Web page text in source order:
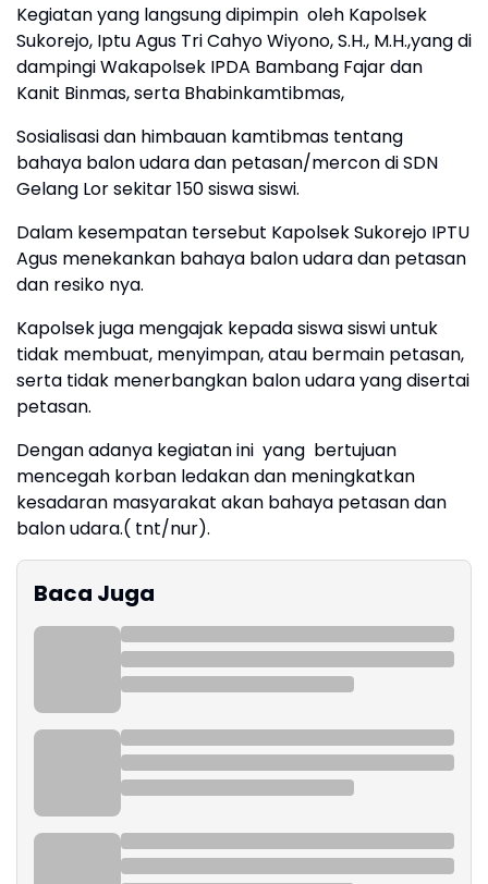
Kegiatan yang langsung dipimpin oleh Kapolsek
Sukorejo, Iptu Agus Tri Cahyo Wiyono, S.H., M.H.,yang di
dampingi Wakapolsek IPDA Bambang Fajar dan
Kanit Binmas, serta Bhabinkamtibmas,
Sosialisasi dan himbauan kamtibmas tentang
bahaya balon udara dan petasan/mercon di SDN
Gelang Lor sekitar 150 siswa siswi.
Dalam kesempatan tersebut Kapolsek Sukorejo IPTU
Agus menekankan bahaya balon udara dan petasan
dan resiko nya.
Kapolsek juga mengajak kepada siswa siswi untuk
tidak membuat, menyimpan, atau bermain petasan,
serta tidak menerbangkan balon udara yang disertai
petasan.
Dengan adanya kegiatan ini yang bertujuan
mencegah korban ledakan dan meningkatkan
kesadaran masyarakat akan bahaya petasan dan
balon udara.( tnt/nur).
Baca Juga